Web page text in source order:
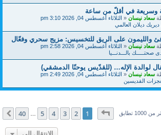
وسريعة في أقلّ من ساعة
سعاد نيسان«الثلاثاء أغسطس 04, 2026 3:10 pm
ديلان العالمي
والليمون على الريق للتخسيس: مزيج سحري وفعّال
سعاد نيسان«الثلاثاء أغسطس 04, 2026 2:58 pm
صحتـــــك بالـــدنـــيا
لوالدة الإله… (للقدّيس يوحنّا الدمشقي)
سعاد نيسان«الثلاثاء أغسطس 04, 2026 2:49 pm
القديسين
تطابق صفحة1من40
1
2
3
4
5
40 التالي